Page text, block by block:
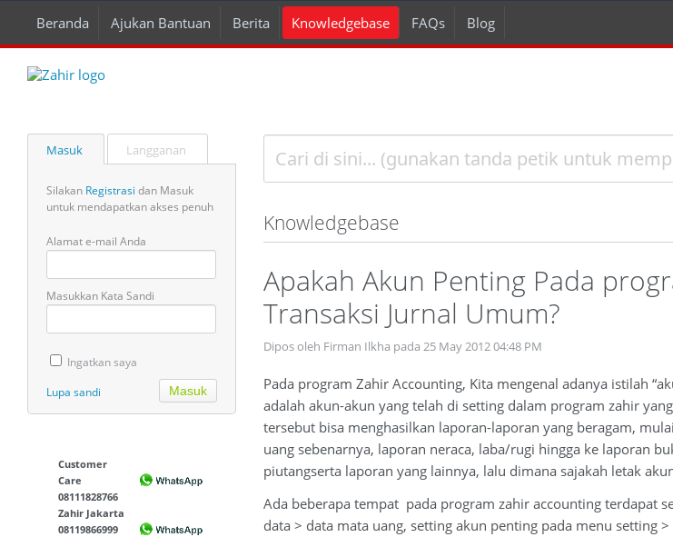
Beranda Ajukan Bantuan Berita Knowledgebase FAQs Blog
Masuk Langganan
Silakan Registrasi dan Masuk
untuk mendapatkan akses penuh
Alamat e-mail Anda
Masukkan Kata Sandi
Ingatkan saya
Lupa sandi
Customer
Care
08111828766
Zahir Jakarta
08119866999
Knowledgebase
Apakah Akun Penting Pada
Transaksi Jurnal Umum?
Dipos oleh Firman Ilkha pada 25 May 2012 04:48 PM
Pada program Zahir Accounting, Kita mengenal adanya istilah
adalah akun-akun yang telah di setting dalam program zahir
tersebut bisa menghasilkan laporan-laporan yang beragam,
uang sebenarnya, laporan neraca, laba/rugi hingga ke laporan
piutangserta laporan yang lainnya, lalu dimana sajakah letak
Ada beberapa tempat pada program zahir accounting terdapat
data > data mata uang, setting akun penting pada menu setting